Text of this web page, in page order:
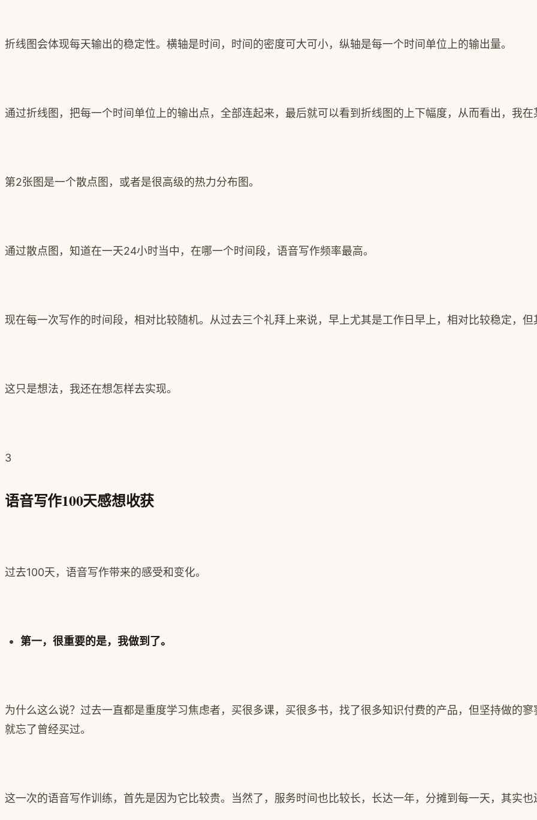
折线图会体现每天输出的稳定性。横轴是时间，时间的密度可大可小，纵轴是每一个时间单位上的输出量。
通过折线图，把每一个时间单位上的输出点，全部连起来，最后就可以看到折线图的上下幅度，从而看出，我在
第2张图是一个散点图，或者是很高级的热力分布图。
通过散点图，知道在一天24小时当中，在哪一个时间段，语音写作频率最高。
现在每一次写作的时间段，相对比较随机。从过去三个礼拜上来说，早上尤其是工作日早上，相对比较稳定，但
这只是想法，我还在想怎样去实现。
3
语音写作100天感想收获
过去100天，语音写作带来的感受和变化。
第一，很重要的是，我做到了。
为什么这么说？过去一直都是重度学习焦虑者，买很多课，买很多书，找了很多知识付费的产品，但坚持做的
就忘了曾经买过。
这一次的语音写作训练，首先是因为它比较贵。当然了，服务时间也比较长，长达一年，分摊到每一天，其实也